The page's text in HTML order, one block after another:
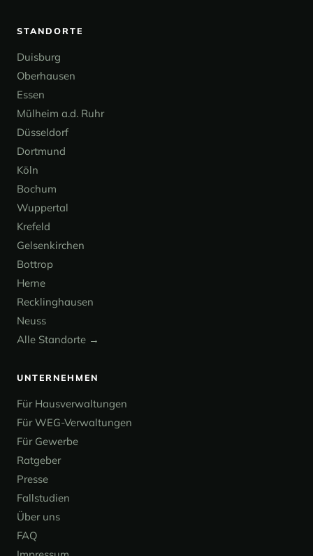
STANDORTE
Duisburg
Oberhausen
Essen
Mülheim a.d. Ruhr
Düsseldorf
Dortmund
Köln
Bochum
Wuppertal
Krefeld
Gelsenkirchen
Bottrop
Herne
Recklinghausen
Neuss
Alle Standorte →
UNTERNEHMEN
Für Hausverwaltungen
Für WEG-Verwaltungen
Für Gewerbe
Ratgeber
Presse
Fallstudien
Über uns
FAQ